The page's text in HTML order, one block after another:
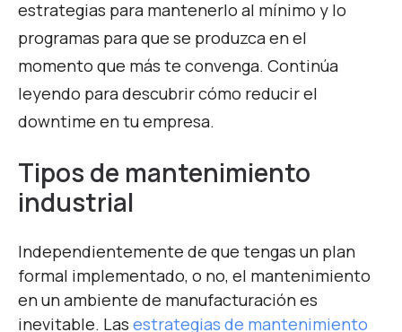
estrategias para mantenerlo al mínimo y lo
programas para que se produzca en el
momento que más te convenga. Continúa
leyendo para descubrir cómo reducir el
downtime en tu empresa.
Tipos de mantenimiento
industrial
Independientemente de que tengas un plan
formal implementado, o no, el mantenimiento
en un ambiente de manufacturación es
inevitable. Las estrategias de mantenimiento